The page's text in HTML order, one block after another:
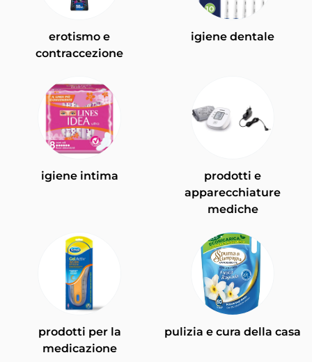
erotismo e
contraccezione
igiene dentale
igiene intima
prodotti e
apparecchiature
mediche
prodotti per la
medicazione
pulizia e cura della casa